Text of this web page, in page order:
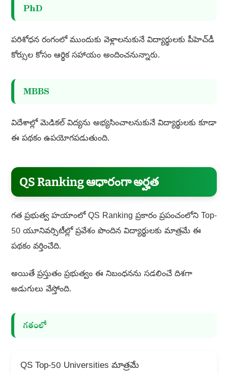
PhD
పరిశోధన రంగంలో ముందుకు వెళ్లాలనుకునే విద్యార్థులకు పీహెచ్‌డీ
కోర్సుల కోసం ఆర్థిక సహాయం అందించనున్నారు.
MBBS
విదేశాల్లో మెడికల్ విద్యను అభ్యసించాలనుకునే విద్యార్థులకు కూడా
ఈ పథకం ఉపయోగపడుతుంది.
QS Ranking ఆధారంగా అర్హత
గత ప్రభుత్వ హయాంలో QS Ranking ప్రకారం ప్రపంచంలోని Top-
50 యూనివర్సిటీల్లో ప్రవేశం పొందిన విద్యార్థులకు మాత్రమే ఈ
పథకం వర్తించేది.
అయితే ప్రస్తుతం ప్రభుత్వం ఈ నిబంధనను సడలించే దిశగా
అడుగులు వేస్తోంది.
గతంలో
QS Top-50 Universities మాత్రమే